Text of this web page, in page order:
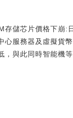
存儲芯片價格下崩
服務器及虛擬貨
，與此同時智能機